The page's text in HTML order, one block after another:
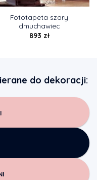
Fototapeta szary
dmuchawiec
893 zł
do dekoracji: